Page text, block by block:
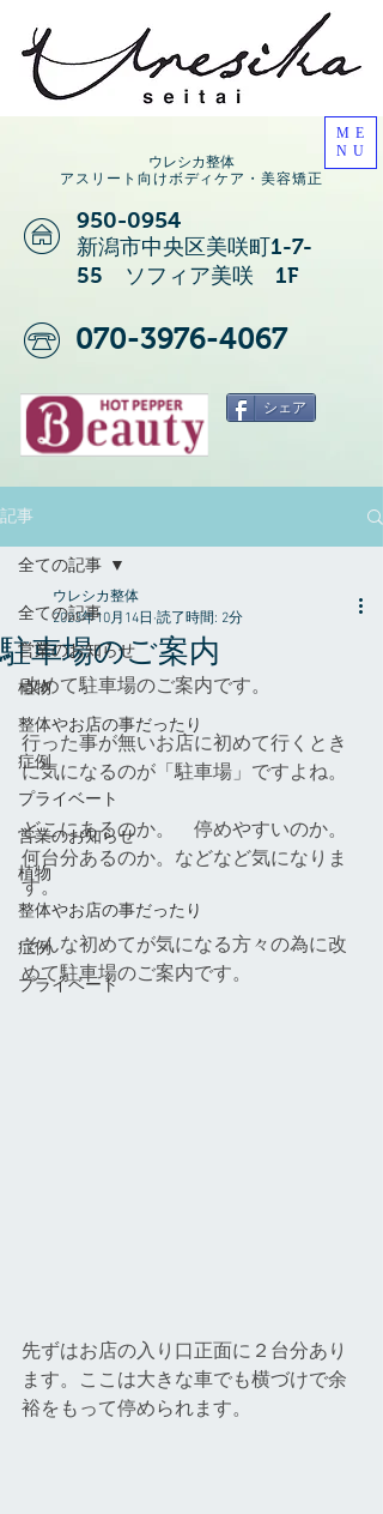
ウレシカ整体
アスリート向けボディケア・美容矯正
ME
NU
950-0954
新潟市中央区美咲町1-7-
55 ソフィア美咲 1F
070-3976-4067
シェア
記事
全ての記事
営業のお知らせ
植物
整体やお店の事だったり
症例
プライベート
営業のお知らせ
植物
整体やお店の事だったり
症例
プライベート
全ての記事
駐車場のご案内
ウレシカ整体
2023年10月14日 読了時間: 2分
改めて駐車場のご案内です。
行った事が無いお店に初めて行くとき
に気になるのが「駐車場」ですよね。
どこにあるのか。　停めやすいのか。
何台分あるのか。などなど気になりま
す。
そんな初めてが気になる方々の為に改
めて駐車場のご案内です。
先ずはお店の入り口正面に２台分あり
ます。ここは大きな車でも横づけで余
裕をもって停められます。